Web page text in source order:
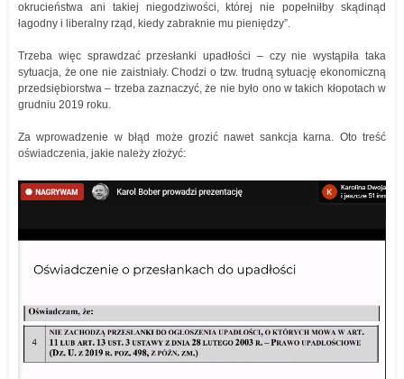
okrucieństwa ani takiej niegodziwości, której nie popełniłby skądinąd
łagodny i liberalny rząd, kiedy zabraknie mu pieniędzy”.
Trzeba więc sprawdzać przesłanki upadłości – czy nie wystąpiła taka
sytuacja, że one nie zaistniały. Chodzi o tzw. trudną sytuację ekonomiczną
przedsiębiorstwa – trzeba zaznaczyć, że nie było ono w takich kłopotach w
grudniu 2019 roku.
Za wprowadzenie w błąd może grozić nawet sankcja karna. Oto treść
oświadczenia, jakie należy złożyć: